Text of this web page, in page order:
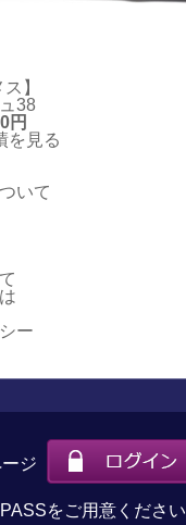
】
38
円
を見る
いて
ー
ジ
PASSをご用意ください